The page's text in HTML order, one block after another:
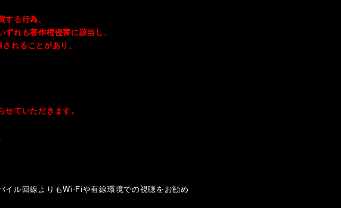
る行為、
れも著作権侵害に該当し、
れることがあり、
ていただきます。
イル回線よりもWi-Fiや有線環境での視聴をお勧め